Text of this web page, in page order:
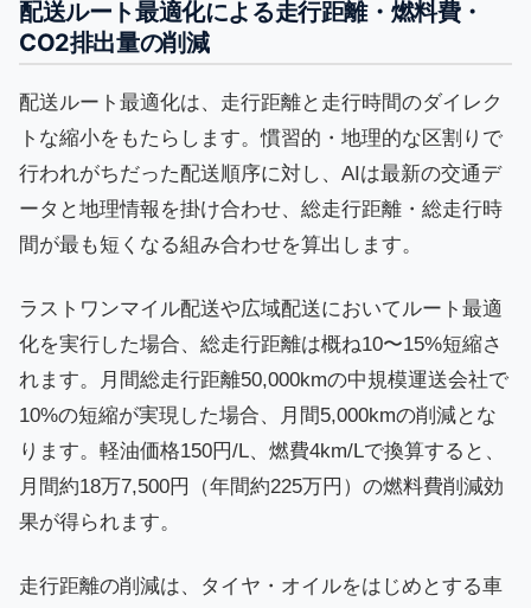
配送ルート最適化による走行距離・燃料費・
CO2排出量の削減
配送ルート最適化は、走行距離と走行時間のダイレク
トな縮小をもたらします。慣習的・地理的な区割りで
行われがちだった配送順序に対し、AIは最新の交通デ
ータと地理情報を掛け合わせ、総走行距離・総走行時
間が最も短くなる組み合わせを算出します。
ラストワンマイル配送や広域配送においてルート最適
化を実行した場合、総走行距離は概ね10〜15%短縮さ
れます。月間総走行距離50,000kmの中規模運送会社で
10%の短縮が実現した場合、月間5,000kmの削減とな
ります。軽油価格150円/L、燃費4km/Lで換算すると、
月間約18万7,500円（年間約225万円）の燃料費削減効
果が得られます。
走行距離の削減は、タイヤ・オイルをはじめとする車